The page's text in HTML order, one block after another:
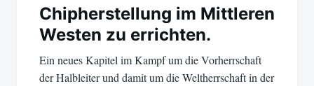
Chipherstellung im Mittleren
Westen zu errichten.
Ein neues Kapitel im Kampf um die Vorherrschaft
der Halbleiter und damit um die Weltherrschaft in der